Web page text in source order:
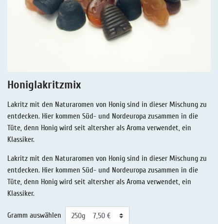
Lakritz - Gutschein
Salmiaklakritz
Lakritz - Schachteln & Dosen
Lakritz - Getränke
Lakritz - Geschichten
Honiglakritzmix
Lakritz mit den Naturaromen von Honig sind in dieser Mischung zu
entdecken. Hier kommen Süd- und Nordeuropa zusammen in die
Tüte, denn Honig wird seit altersher als Aroma verwendet, ein
Klassiker.
Lakritz mit den Naturaromen von Honig sind in dieser Mischung zu
entdecken. Hier kommen Süd- und Nordeuropa zusammen in die
Tüte, denn Honig wird seit altersher als Aroma verwendet, ein
Klassiker.
Gramm auswählen